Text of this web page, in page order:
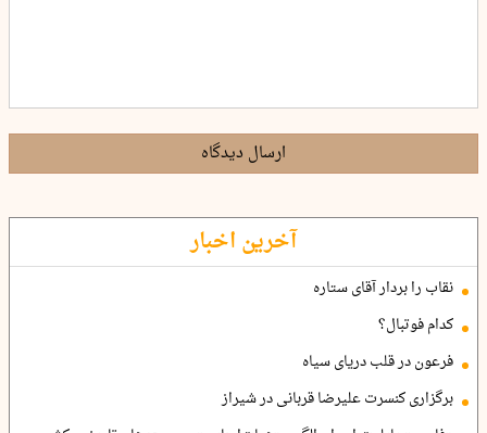
ارسال دیدگاه
آخرین اخبار
نقاب را بردار آقای ستاره
کدام فوتبال؟
فرعون در قلب دریای سیاه
برگزاری کنسرت علیرضا قربانی در شیراز